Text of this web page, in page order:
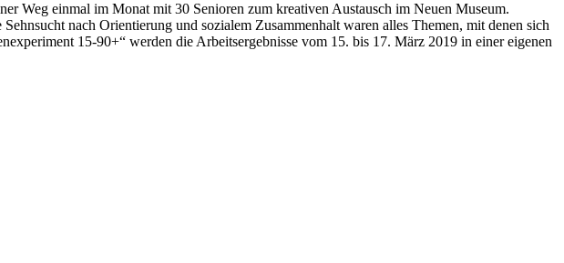
Weg einmal im Monat mit 30 Senioren zum kreativen Austausch im Neuen Museum.
nach Orientierung und sozialem Zusammenhalt waren alles Themen, mit denen sich
15-90+“ werden die Arbeitsergebnisse vom 15. bis 17. März 2019 in einer eigenen